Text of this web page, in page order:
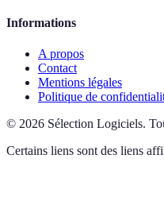
Informations
A propos
Contact
Mentions légales
Politique de
© 2026 Sélection Logiciels.
Certains liens sont des liens